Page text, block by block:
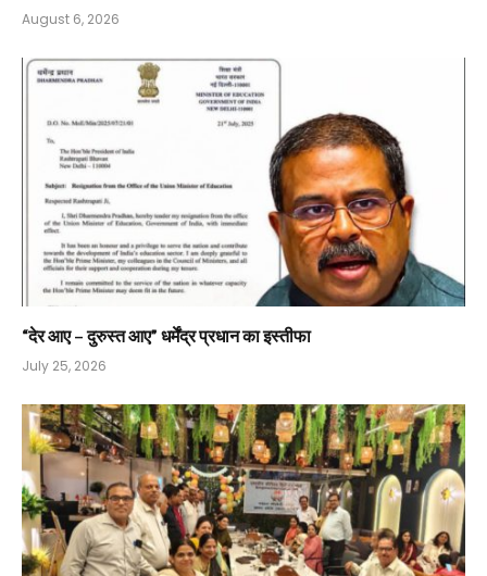
August 6, 2026
“देर आए – दुरुस्त आए” धर्मेंद्र प्रधान का इस्तीफा
July 25, 2026